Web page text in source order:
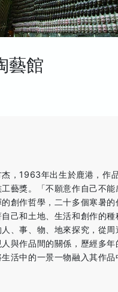
藝館
，1963年出生於鹿港，作
藝獎。「不願意作自己不能
創作哲學，二十多個寒暑的
己和土地、生活和創作的種
、事、物、地來探究，從周
與作品間的關係，歷經多年
活中的一景一物融入其作品